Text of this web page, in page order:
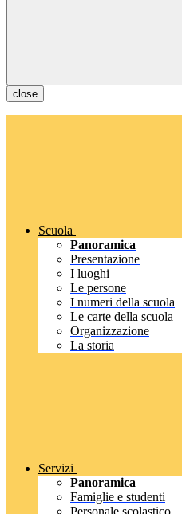
close
Scuola
Panoramica
Presentazione
I luoghi
Le persone
I numeri della scuola
Le carte della scuola
Organizzazione
La storia
Servizi
Panoramica
Famiglie e studenti